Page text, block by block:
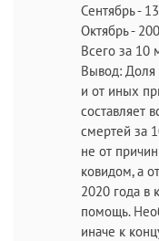
Сентябрь -
Октябрь -
Всего за 10
Вывод: Доля
и от иных
составляет
смертей за
не от
ковидом, а
2020 года в
помощь.
иначе к